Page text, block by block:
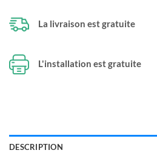
La livraison est gratuite
L'installation est gratuite
DESCRIPTION